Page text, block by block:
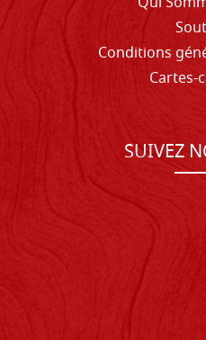
Conditions
Cartes-
SUIVEZ